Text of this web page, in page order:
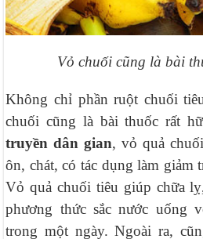
Vỏ chuối cũng là bài
Không chỉ phần ruột chuối
chuối cũng là bài thuốc rất
truyền dân gian, vỏ quả
ôn, chát, có tác dụng làm giảm
Vỏ quả chuối tiêu giúp chữa
phương thức sắc nước uống
trong một ngày. Ngoài ra,